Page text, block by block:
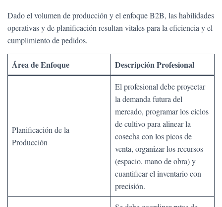
Dado el volumen de producción y el enfoque B2B, las habilidades
operativas y de planificación resultan vitales para la eficiencia y el
cumplimiento de pedidos.
Área de Enfoque Descripción Profesional
Planificación de la
Producción
El profesional debe proyectar
la demanda futura del
mercado, programar los ciclos
de cultivo para alinear la
cosecha con los picos de
venta, organizar los recursos
(espacio, mano de obra) y
cuantificar el inventario con
precisión.